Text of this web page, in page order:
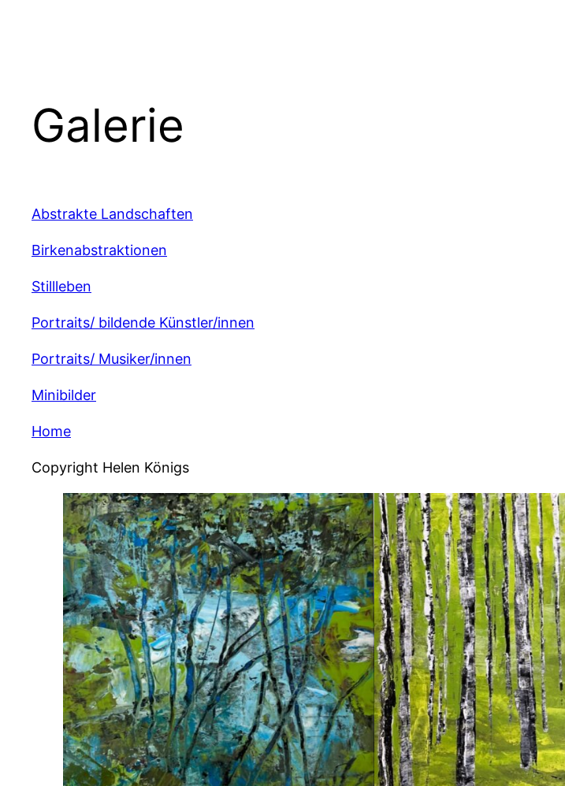
Galerie
Abstrakte Landschaften
Birkenabstraktionen
Stillleben
Portraits/ bildende Künstler/innen
Portraits/ Musiker/innen
Minibilder
Home
Copyright Helen Königs